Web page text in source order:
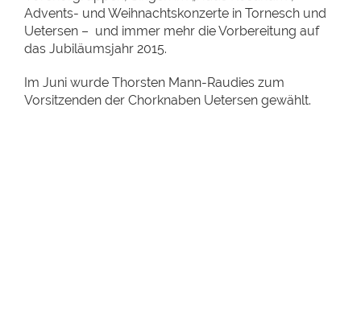
Advents- und Weihnachtskonzerte in Tornesch und
Uetersen – und immer mehr die Vorbereitung auf
das Jubiläumsjahr 2015.
Im Juni wurde Thorsten Mann-Raudies zum
Vorsitzenden der Chorknaben Uetersen gewählt.